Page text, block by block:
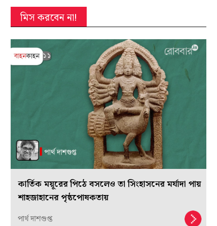
মিস করবেন না!
কার্তিক ময়ূরের পিঠে বসলেও তা সিংহাসনের মর্যাদা পায়
শাহজাহানের পৃষ্ঠপোষকতায়
পার্থ দাশগুপ্ত